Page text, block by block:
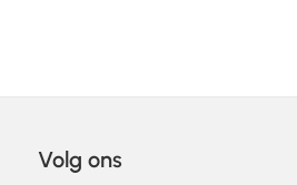
Volg ons